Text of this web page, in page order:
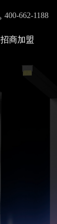
400-662-1188
招商加盟